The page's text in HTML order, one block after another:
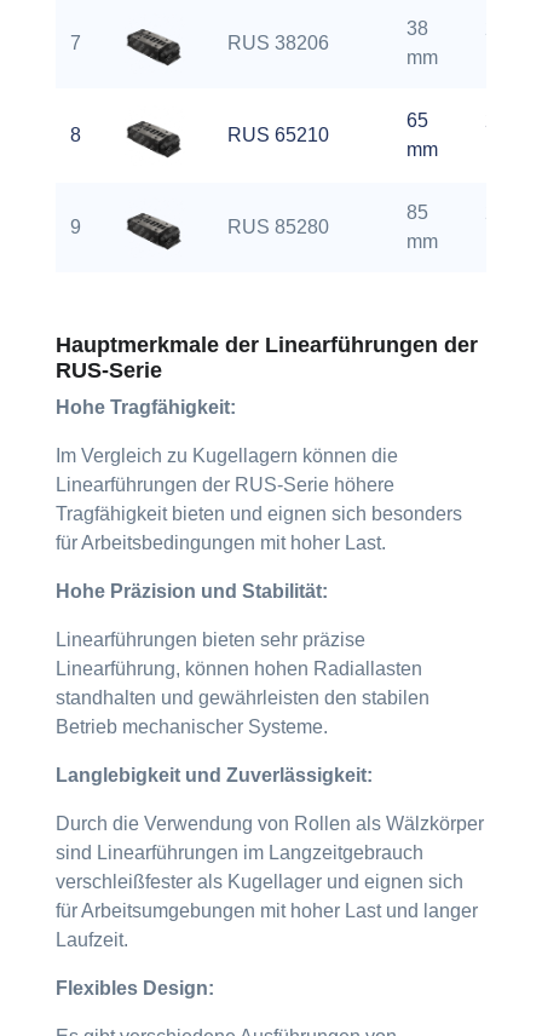
7 RUS 38206
38
mm
206
8 RUS 65210
65
mm
211
9 RUS 85280
85
mm
281
Hauptmerkmale der Linearführungen der
RUS-Serie
Hohe Tragfähigkeit:
Im Vergleich zu Kugellagern können die
Linearführungen der RUS-Serie höhere
Tragfähigkeit bieten und eignen sich besonders
für Arbeitsbedingungen mit hoher Last.
Hohe Präzision und Stabilität:
Linearführungen bieten sehr präzise
Linearführung, können hohen Radiallasten
standhalten und gewährleisten den stabilen
Betrieb mechanischer Systeme.
Langlebigkeit und Zuverlässigkeit:
Durch die Verwendung von Rollen als Wälzkörper
sind Linearführungen im Langzeitgebrauch
verschleißfester als Kugellager und eignen sich
für Arbeitsumgebungen mit hoher Last und langer
Laufzeit.
Flexibles Design: